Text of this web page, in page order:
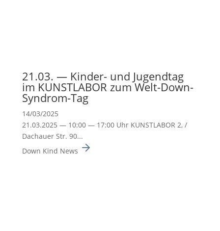
21.03. — Kinder- und Jugendtag
im KUNSTLABOR zum Welt-Down-
Syndrom-Tag
14/03/2025
21.03.2025 — 10:00 — 17:00 Uhr KUNSTLABOR 2, /
Dachauer Str. 90...
Down Kind News